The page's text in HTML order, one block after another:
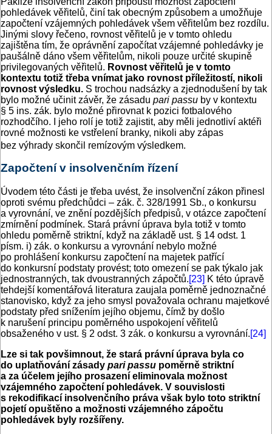
pohledávek věřitelů, činí tak obecným způsobem a umožňuje
započtení vzájemných pohledávek všem věřitelům bez rozdílu.
Jinými slovy řečeno, rovnost věřitelů je v tomto ohledu
zajištěna tím, že oprávnění započítat vzájemné pohledávky je
paušálně dáno všem věřitelům, nikoli pouze určité skupině
privilegovaných věřitelů. Rovnost věřitelů je v tomto
kontextu totiž třeba vnímat jako rovnost příležitostí, nikoli
rovnost výsledku. S trochou nadsázky a zjednodušení by tak
bylo možné učinit závěr, že zásadu pari passu by v kontextu
§ 5 ins. zák. bylo možné přirovnat k pozici fotbalového
rozhodčího. I jeho rolí je totiž zajistit, aby měli jednotliví aktéři
rovné možnosti ke vstřelení branky, nikoli aby zápas
bez výhrady skončil remízovým výsledkem.
Započtení v insolvenčním řízení
Úvodem této části je třeba uvést, že insolvenční zákon přinesl
oproti svému předchůdci – zák. č. 328/1991 Sb., o konkursu
a vyrovnání, ve znění pozdějších předpisů, v otázce započtení
zmírnění podmínek. Stará právní úprava byla totiž v tomto
ohledu poměrně striktní, když na základě ust. § 14 odst. 1
písm. i) zák. o konkursu a vyrovnání nebylo možné
po prohlášení konkursu započtení na majetek patřící
do konkursní podstaty provést; toto omezení se pak týkalo jak
jednostranných, tak dvoustranných zápočtů.[23] K této úpravě
tehdejší komentářová literatura zaujala poměrně jednoznačné
stanovisko, když za jeho smysl považovala ochranu majetkové
podstaty před snížením jejího objemu, čímž by došlo
k narušení principu poměrného uspokojení věřitelů
obsaženého v ust. § 2 odst. 3 zák. o konkursu a vyrovnání.[24]
Lze si tak povšimnout, že stará právní úprava byla co
do uplatňování zásady pari passu poměrně striktní
a za účelem jejího prosazení eliminovala možnost
vzájemného započtení pohledávek. V souvislosti
s rekodifikací insolvenčního práva však bylo toto striktní
pojetí opuštěno a možnosti vzájemného zápočtu
pohledávek byly rozšířeny.